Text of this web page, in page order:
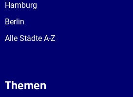
Hamburg
Berlin
Alle Städte A-Z
Themen